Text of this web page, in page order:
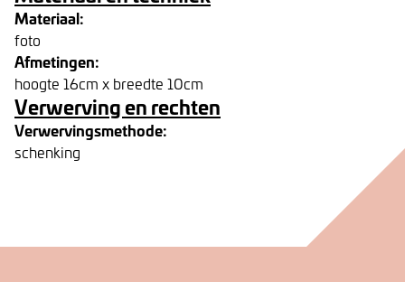
Materiaal:
foto
Afmetingen:
hoogte 16cm x breedte 10cm
Verwerving en rechten
Verwervingsmethode:
schenking